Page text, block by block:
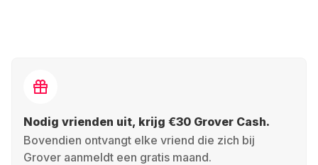
Nodig vrienden uit, krijg €30 Grover Cash.
Bovendien ontvangt elke vriend die zich bij
Grover aanmeldt een gratis maand.